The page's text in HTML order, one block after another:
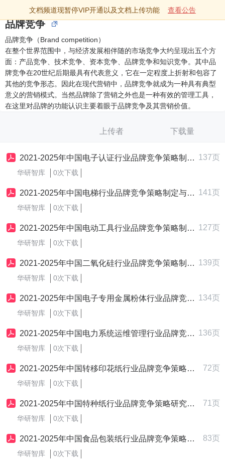
文档频道现暂停VIP开通以及文档上传功能 查看公告
品牌竞争
品牌竞争（Brand competition）
在整个世界范围中，与经济发展相伴随的市场竞争大约呈现出五个方
面：产品竞争、技术竞争、资本竞争、品牌竞争和知识竞争。其中品
牌竞争在20世纪后期最具有代表意义，它在一定程度上折射和包容了
其他的竞争形态。因此在现代营销中，品牌竞争就成为一种具有典型
意义的营销模式。当然品牌除了营销之外也是一种有效的管理工具，
在这里对品牌的功能认识主要着眼于品牌竞争及其营销价值。
上传者 下载量
2021-2025年中国电子认证行业品牌竞争策略制定与实施研究报告 137页
华研智库 0次下载
2021-2025年中国电梯行业品牌竞争策略制定与实施研究报告 141页
华研智库 0次下载
2021-2025年中国电动工具行业品牌竞争策略制定与实施研究报告 127页
华研智库 0次下载
2021-2025年中国二氧化硅行业品牌竞争策略制定与实施研究报告 139页
华研智库 0次下载
2021-2025年中国电子专用金属粉体行业品牌竞争策略制定与实施研究报告 134页
华研智库 0次下载
2021-2025年中国电力系统运维管理行业品牌竞争策略制定与实施研究报告 136页
华研智库 0次下载
2021-2025年中国转移印花纸行业品牌竞争策略研究报告 72页
华研智库 0次下载
2021-2025年中国特种纸行业品牌竞争策略研究报告 71页
华研智库 0次下载
2021-2025年中国食品包装纸行业品牌竞争策略研究报告 83页
华研智库 0次下载